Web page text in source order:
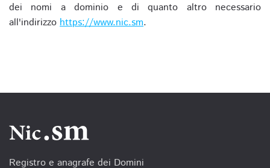
dei nomi a dominio e di quanto altro necessario
all'indirizzo https://www.nic.sm.
Registro e anagrafe dei Domini